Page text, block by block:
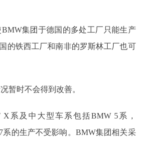
集团于德国的多处工厂只能生产
的铁西工厂和南非的罗斯林工厂也可
暂时不会得到改善。
X系及中大型车系包括BMW 5系，
系的生产不受影响。BMW集团相关采